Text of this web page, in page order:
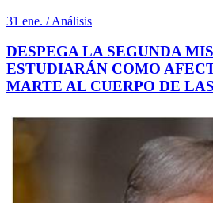
31 ene. / Análisis
DESPEGA LA SEGUNDA
ESTUDIARÁN COMO
MARTE AL CUERPO DE